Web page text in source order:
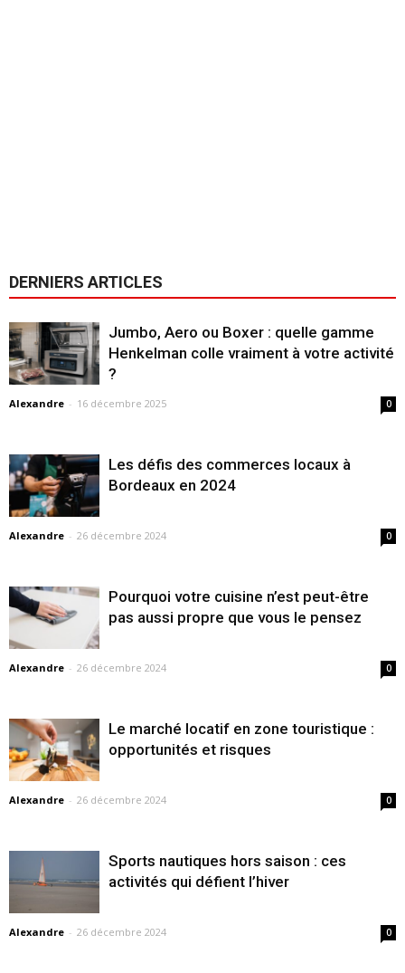
DERNIERS ARTICLES
Jumbo, Aero ou Boxer : quelle gamme
Henkelman colle vraiment à votre activité
?
Alexandre - 16 décembre 2025 0
Les défis des commerces locaux à
Bordeaux en 2024
Alexandre - 26 décembre 2024 0
Pourquoi votre cuisine n’est peut-être
pas aussi propre que vous le pensez
Alexandre - 26 décembre 2024 0
Le marché locatif en zone touristique :
opportunités et risques
Alexandre - 26 décembre 2024 0
Sports nautiques hors saison : ces
activités qui défient l’hiver
Alexandre - 26 décembre 2024 0